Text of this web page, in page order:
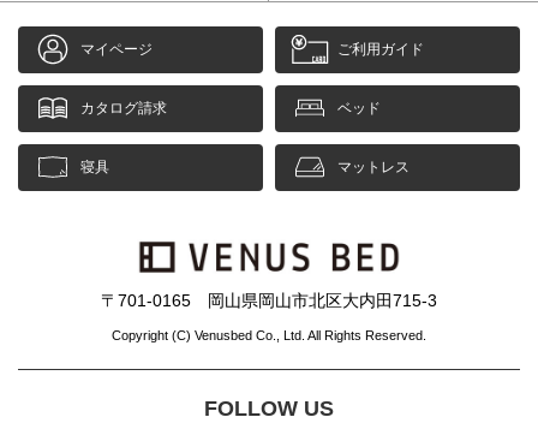
マイページ ご利用ガイド
カタログ請求 ベッド
寝具 マットレス
〒701-0165 岡山県岡山市北区大内田715-3
Copyright (C) Venusbed Co., Ltd. All Rights Reserved.
FOLLOW US